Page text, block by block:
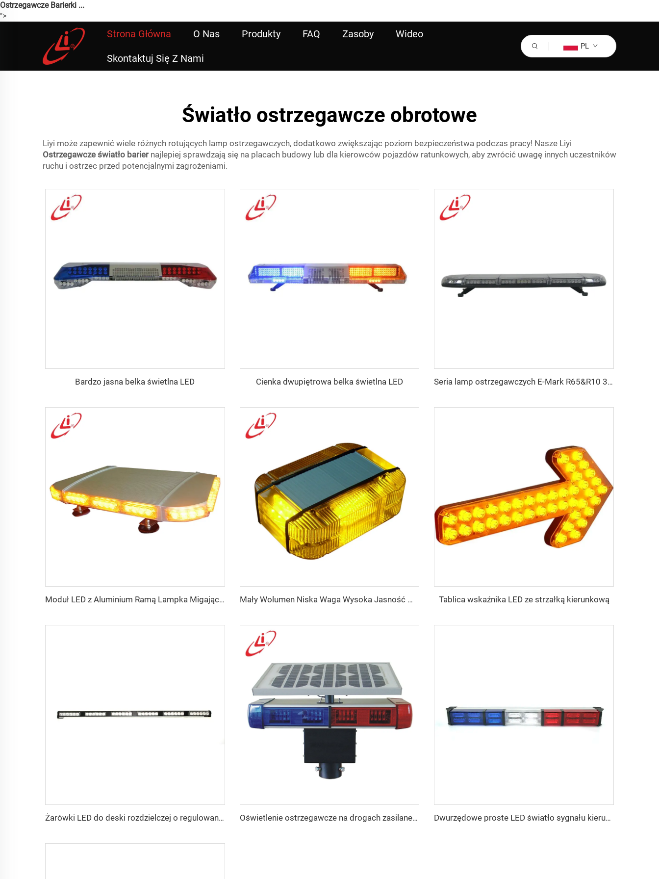
Ostrzegawcze Barierki ...
">
Strona Główna O Nas Produkty FAQ Zasoby Wideo
Skontaktuj Się Z Nami
PL
Światło ostrzegawcze obrotowe
Liyi może zapewnić wiele różnych rotujących lamp ostrzegawczych, dodatkowo zwiększając poziom bezpieczeństwa podczas pracy! Nasze Liyi
Ostrzegawcze światło barier najlepiej sprawdzają się na placach budowy lub dla kierowców pojazdów ratunkowych, aby zwrócić uwagę innych uczestników
ruchu i ostrzec przed potencjalnymi zagrożeniami.
Bardzo jasna belka świetlna LED Cienka dwupiętrowa belka świetlna LED Seria lamp ostrzegawczych E-Mark R65&R10 39000
Moduł LED z Aluminium Ramą Lampka Migająca Ostrzegawcza Miniaturowa Taśma Świetlna Mały Wolumen Niska Waga Wysoka Jasność Miniaturowa Taśma Świetlna Tablica wskaźnika LED ze strzałką kierunkową
Żarówki LED do deski rozdzielczej o regulowanym kolorze i dużej jasności Oświetlenie ostrzegawcze na drogach zasilane energią słoneczną Dwurzędowe proste LED światło sygnału kierunkowego